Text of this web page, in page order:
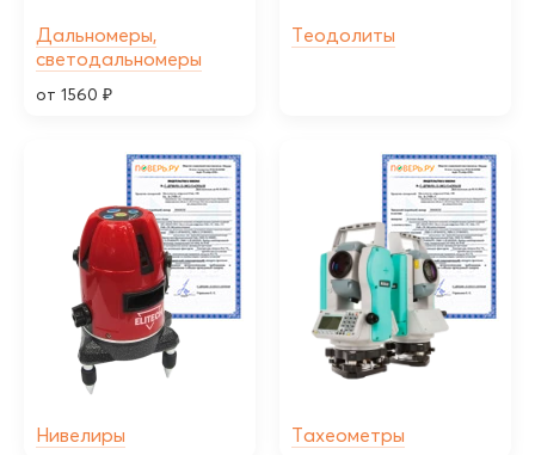
Дальномеры,
светодальномеры
от 1560 ₽
Теодолиты
Нивелиры Тахеометры